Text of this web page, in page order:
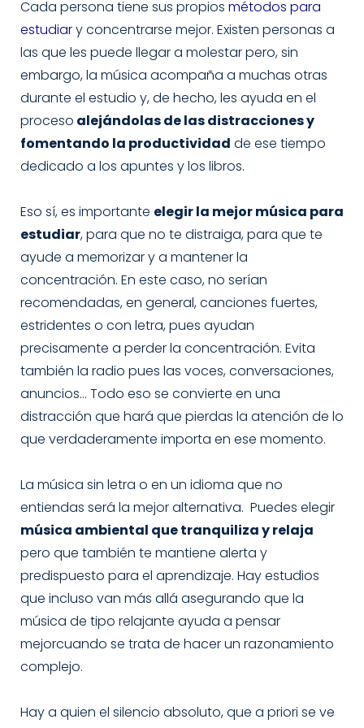
b
o
o
k
a
g
r
a
m
o
k
Cada persona tiene sus propios métodos para
estudiary concentrarse mejor. Existen personas a
las que les puede llegar a molestar pero, sin
embargo, la música acompaña a muchas otras
durante el estudio y, de hecho, les ayuda en el
proceso alejándolas de las distracciones y
fomentando la productividad de ese tiempo
dedicado a los apuntes y los libros.
Eso sí, es importante elegir la mejor música para
estudiar, para que no te distraiga, para que te
ayude a memorizar y a mantener la
concentración. En este caso, no serían
recomendadas, en general, canciones fuertes,
estridentes o con letra, pues ayudan
precisamente a perder la concentración. Evita
también la radio pues las voces, conversaciones,
anuncios… Todo eso se convierte en una
distracción que hará que pierdas la atención de lo
que verdaderamente importa en ese momento.
La música sin letra o en un idioma que no
entiendas será la mejor alternativa. Puedes elegir
música ambiental que tranquiliza y relaja
pero que también te mantiene alerta y
predispuesto para el aprendizaje. Hay estudios
que incluso van más allá asegurando que la
música de tipo relajante ayuda a pensar
mejorcuando se trata de hacer un razonamiento
complejo.
Hay a quien el silencio absoluto, que a priori se ve